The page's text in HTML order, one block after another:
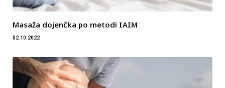
Masaža dojenčka po metodi IAIM
02.10.2022